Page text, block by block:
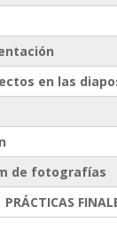
en las
de fotografías
PRÁCTICAS